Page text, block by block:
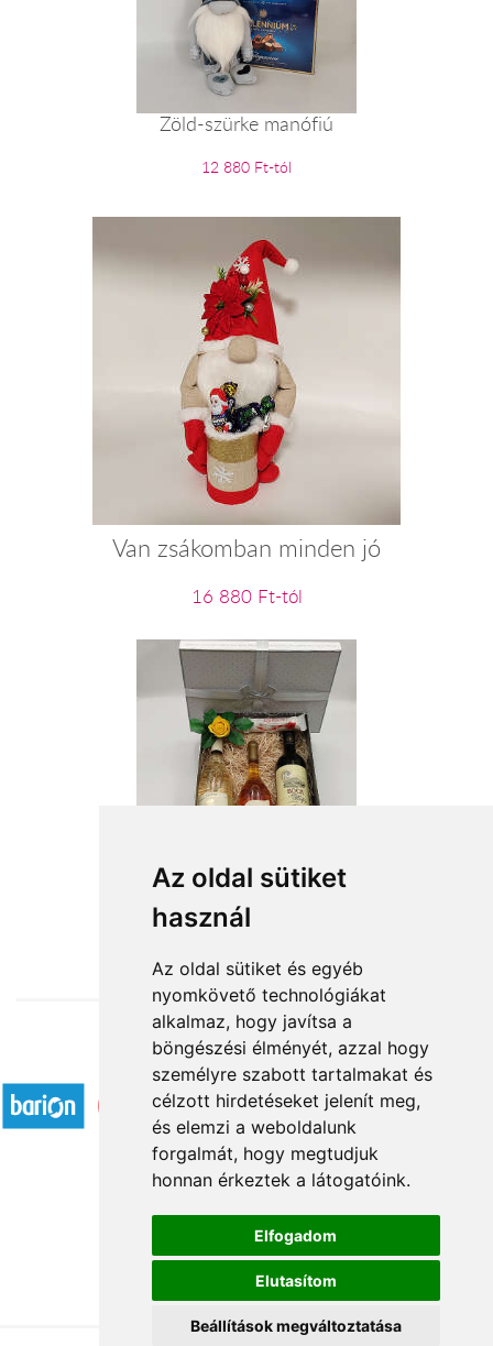
Az oldal sütiket
használ
Az oldal sütiket és egyéb
nyomkövető technológiákat
alkalmaz, hogy javítsa a
böngészési élményét, azzal hogy
személyre szabott tartalmakat és
célzott hirdetéseket jelenít meg,
és elemzi a weboldalunk
forgalmát, hogy megtudjuk
honnan érkeztek a látogatóink.
Elfogadom
Elutasítom
Beállítások megváltoztatása
Zöld-szürke manófiú
12 880 Ft-tól
Van zsákomban minden jó
16 880 Ft-tól
A dobogó csúcsán
26 320 Ft-tól
Elfogadott fizetési módok
Á.SZ.F.
Impresszum
Adatkezelési tájékoztató